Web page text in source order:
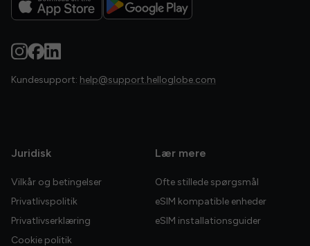
Kundesupport: help@support.helloglobe.com
Juridisk
Vilkår og betingelser
Privatlivspolitik
Privatlivserklæring
Cookie politik
Lær mere
Ofte stillede spørgsmål
eSIM kompatible enheder
eSIM installationsguider